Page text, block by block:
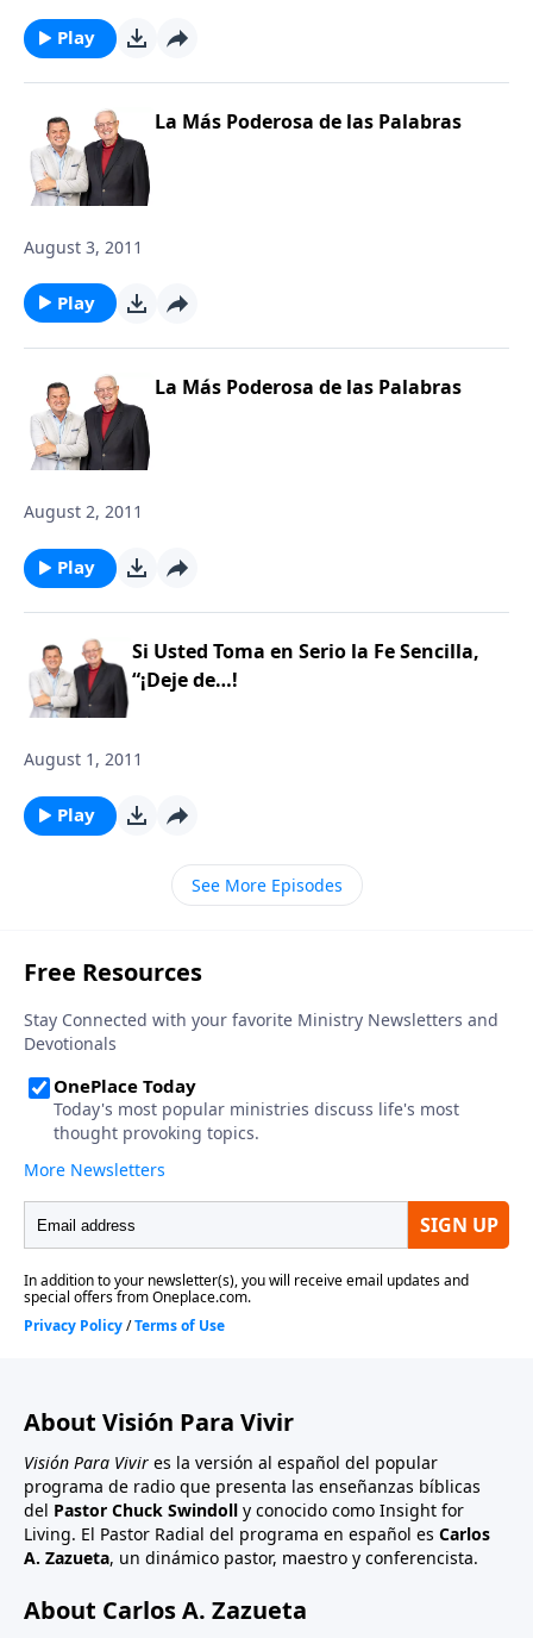
Play
La Más Poderosa de las Palabras
August 3, 2011
Play
La Más Poderosa de las Palabras
August 2, 2011
Play
Si Usted Toma en Serio la Fe Sencilla,
“¡Deje de…!
August 1, 2011
Play
See More Episodes
About Visión Para Vivir
Visión Para Vivir es la versión al español del popular
programa de radio que presenta las enseñanzas bíblicas
del Pastor Chuck Swindoll y conocido como Insight for
Living. El Pastor Radial del programa en español es Carlos
A. Zazueta, un dinámico pastor, maestro y conferencista.
About Carlos A. Zazueta